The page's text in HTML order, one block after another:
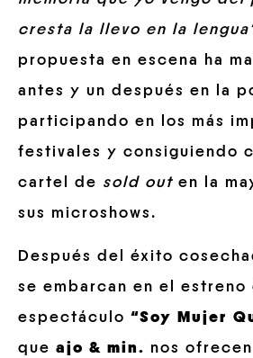
cresta la llevo en la
propuesta en escena ha
antes y un después en la
participando en los más
festivales y consiguiendo
cartel de sold out en la
sus microshows.
Después del éxito
se embarcan en el estreno
espectáculo “Soy Mujer
que ajo & min. nos